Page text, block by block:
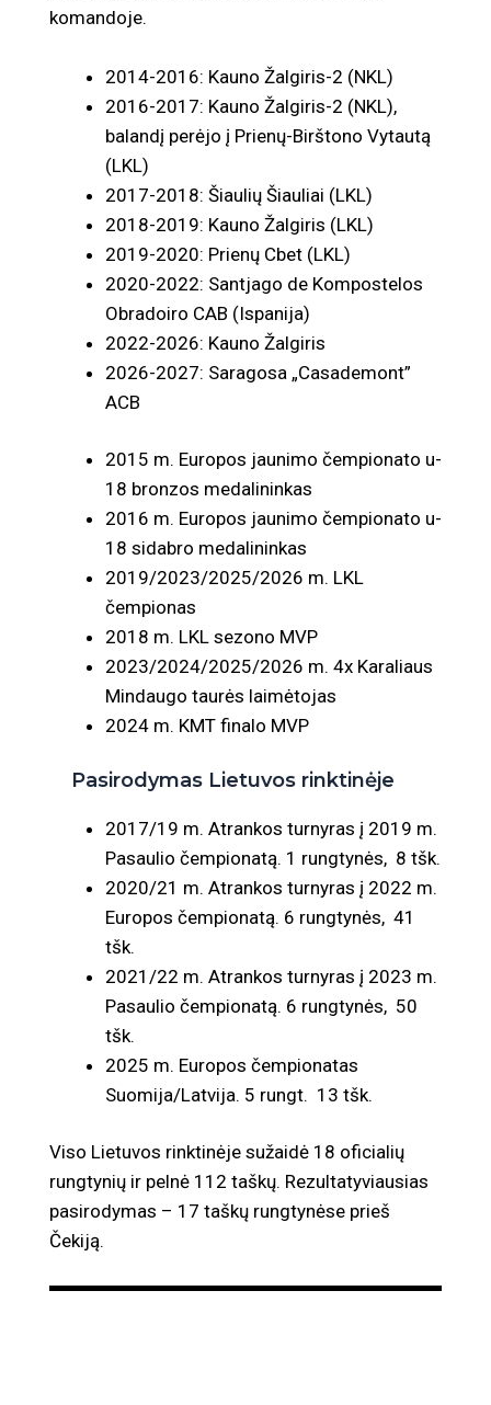
komandoje.
2014-2016: Kauno Žalgiris-2 (NKL)
2016-2017: Kauno Žalgiris-2 (NKL),
balandį perėjo į Prienų-Birštono Vytautą
(LKL)
2017-2018: Šiaulių Šiauliai (LKL)
2018-2019: Kauno Žalgiris (LKL)
2019-2020: Prienų Cbet (LKL)
2020-2022: Santjago de Kompostelos
Obradoiro CAB (Ispanija)
2022-2026: Kauno Žalgiris
2026-2027: Saragosa „Casademont”
ACB
2015 m. Europos jaunimo čempionato u-
18 bronzos medalininkas
2016 m. Europos jaunimo čempionato u-
18 sidabro medalininkas
2019/2023/2025/2026 m. LKL
čempionas
2018 m. LKL sezono MVP
2023/2024/2025/2026 m. 4x Karaliaus
Mindaugo taurės laimėtojas
2024 m. KMT finalo MVP
Pasirodymas Lietuvos rinktinėje
2017/19 m. Atrankos turnyras į 2019 m.
Pasaulio čempionatą. 1 rungtynės, 8 tšk.
2020/21 m. Atrankos turnyras į 2022 m.
Europos čempionatą. 6 rungtynės, 41
tšk.
2021/22 m. Atrankos turnyras į 2023 m.
Pasaulio čempionatą. 6 rungtynės, 50
tšk.
2025 m. Europos čempionatas
Suomija/Latvija. 5 rungt. 13 tšk.
Viso Lietuvos rinktinėje sužaidė 18 oficialių
rungtynių ir pelnė 112 taškų. Rezultatyviausias
pasirodymas – 17 taškų rungtynėse prieš
Čekiją.